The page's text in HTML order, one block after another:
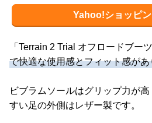
Yahoo!ショッピ
「Terrain 2 Trial オフロードブー
で快適な使用感とフィット感があ
ビブラムソールはグリップ力が
すい足の外側はレザー製です。